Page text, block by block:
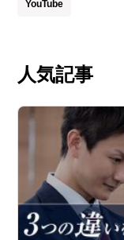
YouTube
人気記事